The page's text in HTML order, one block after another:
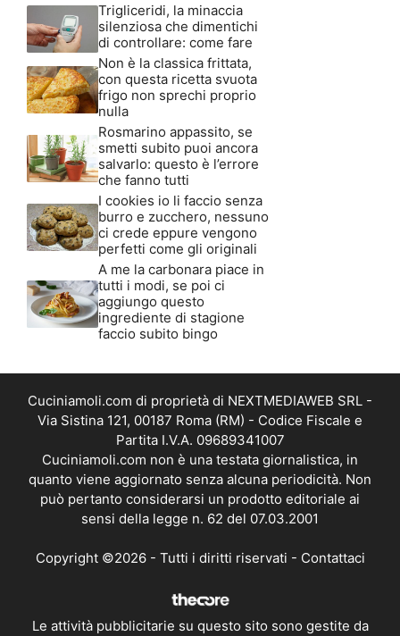
Trigliceridi, la minaccia
silenziosa che dimentichi
di controllare: come fare
Non è la classica frittata,
con questa ricetta svuota
frigo non sprechi proprio
nulla
Rosmarino appassito, se
smetti subito puoi ancora
salvarlo: questo è l’errore
che fanno tutti
I cookies io li faccio senza
burro e zucchero, nessuno
ci crede eppure vengono
perfetti come gli originali
A me la carbonara piace in
tutti i modi, se poi ci
aggiungo questo
ingrediente di stagione
faccio subito bingo
Cuciniamoli.com di proprietà di NEXTMEDIAWEB SRL -
Via Sistina 121, 00187 Roma (RM) - Codice Fiscale e
Partita I.V.A. 09689341007
Cuciniamoli.com non è una testata giornalistica, in
quanto viene aggiornato senza alcuna periodicità. Non
può pertanto considerarsi un prodotto editoriale ai
sensi della legge n. 62 del 07.03.2001
Copyright ©2026 - Tutti i diritti riservati - Contattaci
Le attività pubblicitarie su questo sito sono gestite da